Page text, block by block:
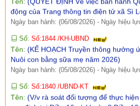
Số:Số:1844 /KH-UBND
Tên: (KẾ HOẠCH Truyền thông hưởng
Nuôi con bằng sữa mẹ năm 2026)
Ngày ban hành: (05/08/2026) Ngày hiệu
Số:Số:1840 /UBND-KT
Tên: (V/v rà soát đối tượng để thực hiện
quy định tại Điều 16 và khoản 3 Điều
Ngày ban hành: (05/08/2026) Ngày hiệu